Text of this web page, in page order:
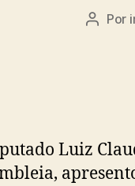
Autor
Por
Luiz